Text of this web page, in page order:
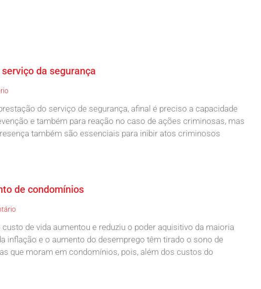
da segurança
do serviço de segurança, afinal é preciso a capacidade
e também para reação no caso de ações criminosas, mas
também são essenciais para inibir atos criminosos
de condomínios
de vida aumentou e reduziu o poder aquisitivo da maioria
inflação e o aumento do desemprego têm tirado o sono de
que moram em condomínios, pois, além dos custos do